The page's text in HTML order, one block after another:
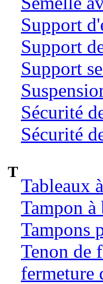
Support
Support
Support
Sécurité
Sécurité
T
Tableaux
Tampon à
Tampons
Tenon de
fermeture